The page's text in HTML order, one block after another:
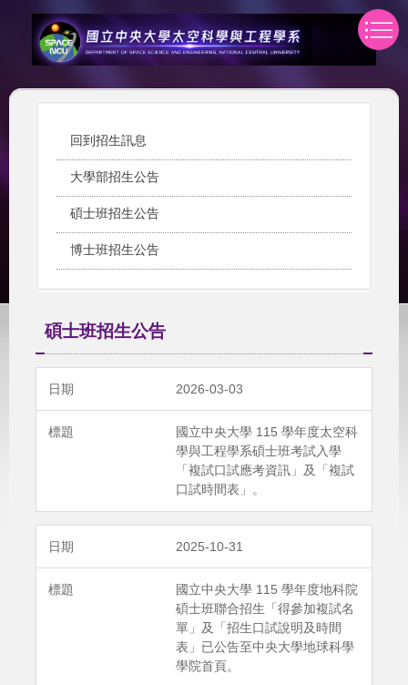
內
回到招生訊息
大學部招生公告
碩士班招生公告
博士班招生公告
碩士班招生公告
2026-03-03
國立中央大學 115 學年度太空科
學與工程學系碩士班考試入學
「複試口試應考資訊」及「複試
口試時間表」。
2025-10-31
國立中央大學 115 學年度地科院
碩士班聯合招生「得參加複試名
單」及「招生口試說明及時間
表」已公告至中央大學地球科學
學院首頁。